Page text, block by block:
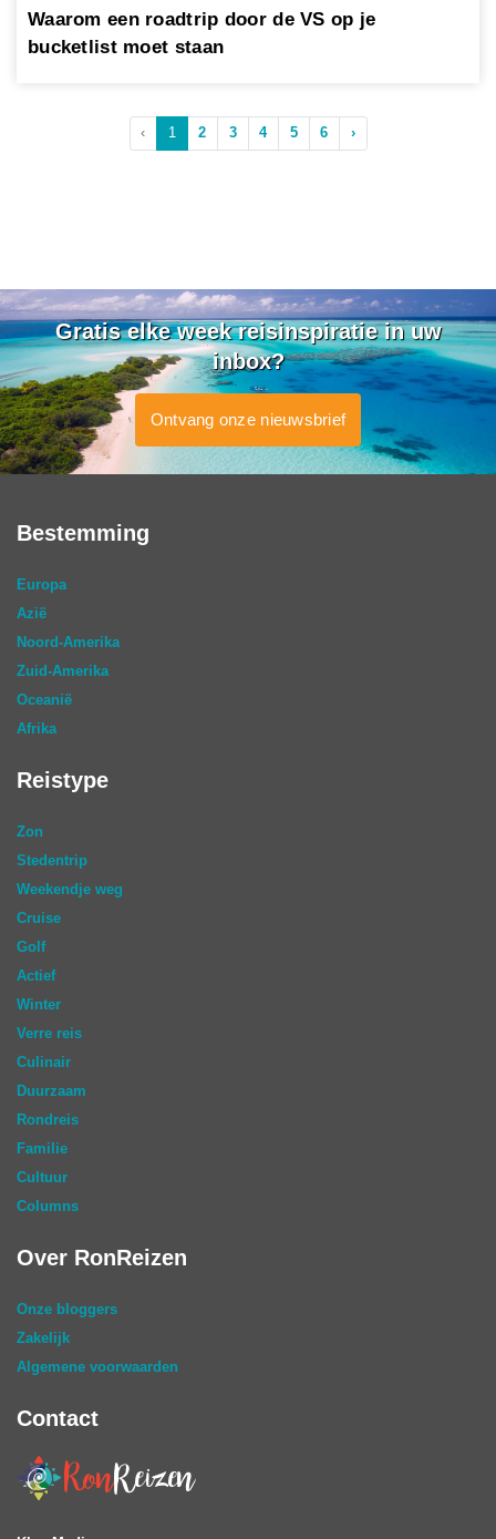
Waarom een roadtrip door de VS op je
bucketlist moet staan
‹ 1 2 3 4 5 6 ›
Gratis elke week reisinspiratie in uw
inbox?
Ontvang onze nieuwsbrief
Bestemming
Europa
Azië
Noord-Amerika
Zuid-Amerika
Oceanië
Afrika
Reistype
Zon
Stedentrip
Weekendje weg
Cruise
Golf
Actief
Winter
Verre reis
Culinair
Duurzaam
Rondreis
Familie
Cultuur
Columns
Over RonReizen
Onze bloggers
Zakelijk
Algemene voorwaarden
Contact